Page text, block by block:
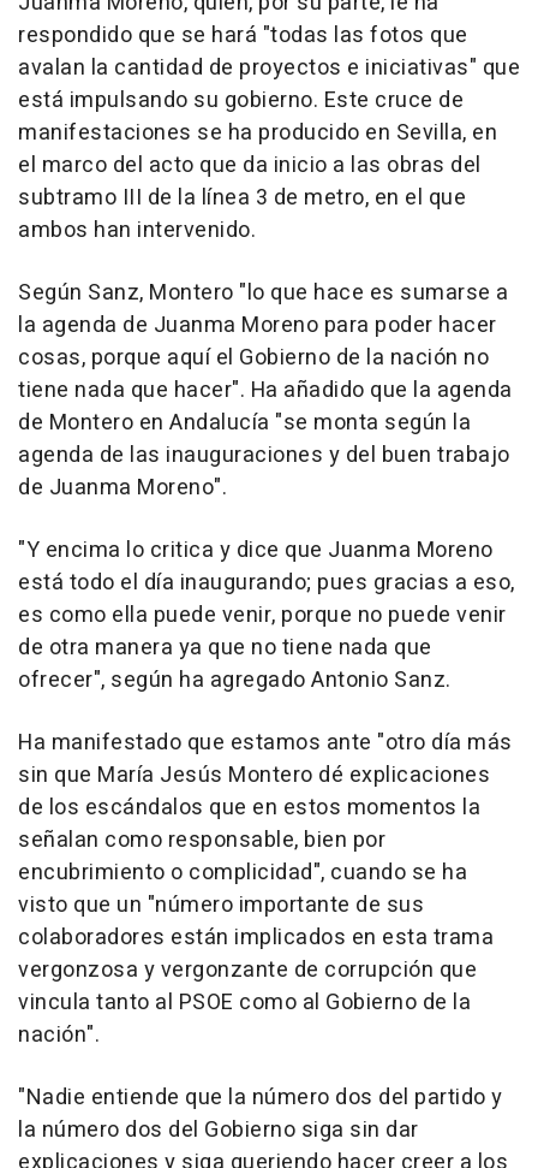
respondido que se hará "todas las fotos que
avalan la cantidad de proyectos e iniciativas" que
está impulsando su gobierno. Este cruce de
manifestaciones se ha producido en Sevilla, en
el marco del acto que da inicio a las obras del
subtramo III de la línea 3 de metro, en el que
ambos han intervenido.
Según Sanz, Montero "lo que hace es sumarse a
la agenda de Juanma Moreno para poder hacer
cosas, porque aquí el Gobierno de la nación no
tiene nada que hacer". Ha añadido que la agenda
de Montero en Andalucía "se monta según la
agenda de las inauguraciones y del buen trabajo
de Juanma Moreno".
"Y encima lo critica y dice que Juanma Moreno
está todo el día inaugurando; pues gracias a eso,
es como ella puede venir, porque no puede venir
de otra manera ya que no tiene nada que
ofrecer", según ha agregado Antonio Sanz.
Ha manifestado que estamos ante "otro día más
sin que María Jesús Montero dé explicaciones
de los escándalos que en estos momentos la
señalan como responsable, bien por
encubrimiento o complicidad", cuando se ha
visto que un "número importante de sus
colaboradores están implicados en esta trama
vergonzosa y vergonzante de corrupción que
vincula tanto al PSOE como al Gobierno de la
nación".
"Nadie entiende que la número dos del partido y
la número dos del Gobierno siga sin dar